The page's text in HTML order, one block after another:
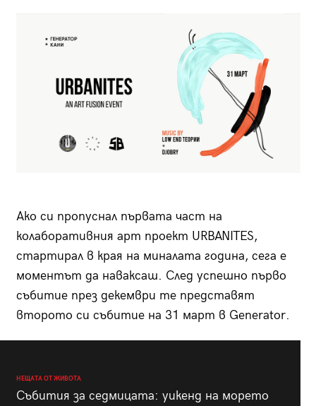
Ако си пропуснал първата част на
колаборативния арт проект URBANITES,
стартирал в края на миналата година, сега е
моментът да наваксаш. След успешно първо
събитие през декември те представят
второто си събитие на 31 март в Generator.
НЕЩАТА ОТ ЖИВОТА
Събития за седмицата: уикенд на морето